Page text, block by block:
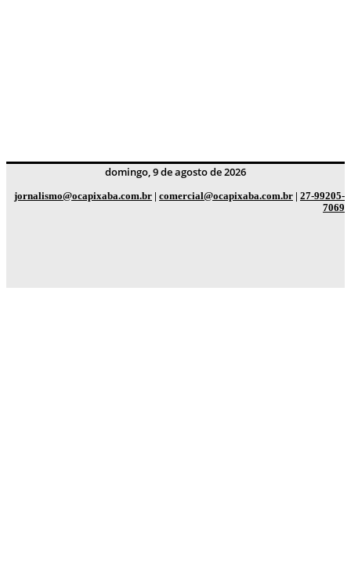
domingo, 9 de agosto de 2026
jornalismo@ocapixaba.com.br | comercial@ocapixaba.com.br | 27-99205-
7069